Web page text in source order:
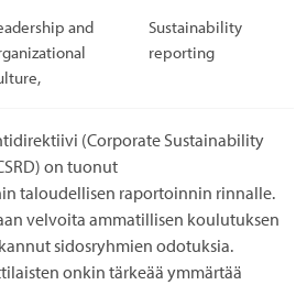
and
reporting
(Corporate Sustainability
on tuonut
taloudellisen raportoinnin rinnalle.
velvoita ammatillisen koulutuksen
sidosryhmien odotuksia.
onkin tärkeää ymmärtää